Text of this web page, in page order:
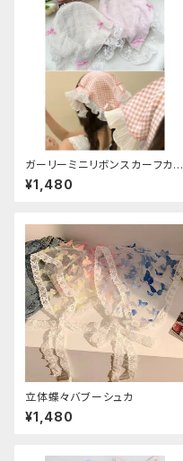
ガーリーミニリボンスカーフカチ
ューシャ
¥1,480
立体蝶々バブーシュカ
¥1,480